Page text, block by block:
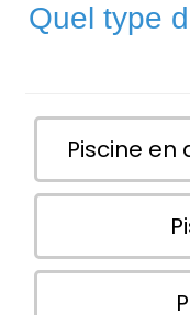
Quel type
Piscine